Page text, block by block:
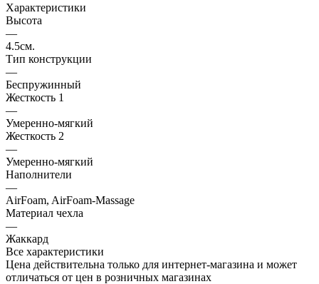
Характеристики
Высота
—
4.5см.
Тип конструкции
—
Беспружинный
Жесткость 1
—
Умеренно-мягкий
Жесткость 2
—
Умеренно-мягкий
Наполнители
—
AirFoam, AirFoam-Massage
Материал чехла
—
Жаккард
Все характеристики
Цена действительна только для интернет-магазина и может
отличаться от цен в розничных магазинах